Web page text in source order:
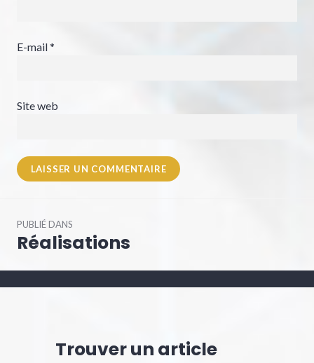
E-mail*
Site web
dePUBLIÉ DANS
Réalisations
Trouver un article